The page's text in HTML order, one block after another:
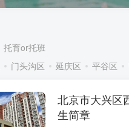
托育or托班
门头沟区 延庆区 平谷区
北京市大兴区
生简章